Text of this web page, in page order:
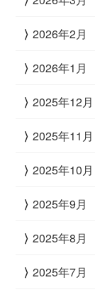
2026年2月
2026年1月
2025年12月
2025年11月
2025年10月
2025年9月
2025年8月
2025年7月